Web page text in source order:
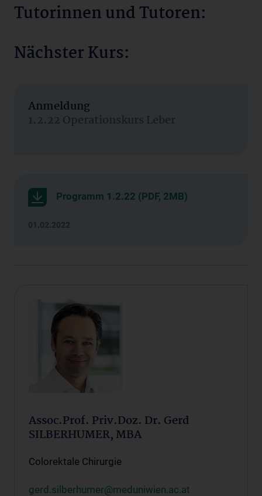
Tutorinnen und Tutoren:
Nächster Kurs:
Anmeldung
1.2.22 Operationskurs Leber
Programm 1.2.22 (PDF, 2MB)
01.02.2022
Assoc.Prof. Priv.Doz. Dr. Gerd
SILBERHUMER, MBA
Colorektale Chirurgie
gerd.silberhumer@meduniwien.ac.at